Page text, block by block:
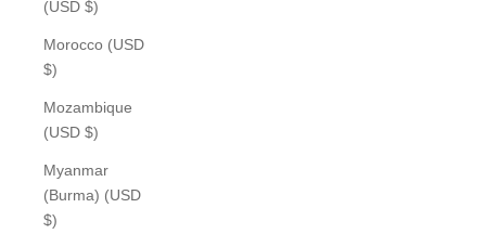
(USD $)
Morocco (USD
$)
Mozambique
(USD $)
Myanmar
(Burma) (USD
$)